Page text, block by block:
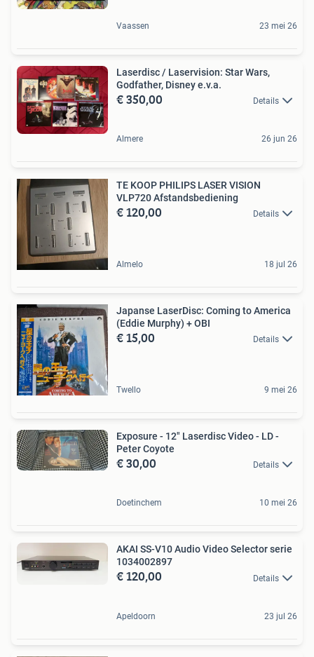
Vaassen 23 mei 26
Laserdisc / Laservision: Star Wars,
Godfather, Disney e.v.a.
€ 350,00 Details
Almere 26 jun 26
TE KOOP PHILIPS LASER VISION
VLP720 Afstandsbediening
€ 120,00 Details
Almelo 18 jul 26
Japanse LaserDisc: Coming to America
(Eddie Murphy) + OBI
€ 15,00 Details
Twello 9 mei 26
Exposure - 12" Laserdisc Video - LD -
Peter Coyote
€ 30,00 Details
Doetinchem 10 mei 26
AKAI SS-V10 Audio Video Selector serie
1034002897
€ 120,00 Details
Apeldoorn 23 jul 26